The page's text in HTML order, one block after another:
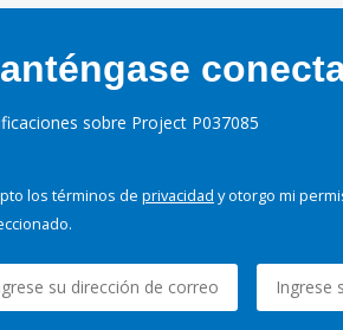
sobre Project P037085
los términos de privacidad y otorgo mi